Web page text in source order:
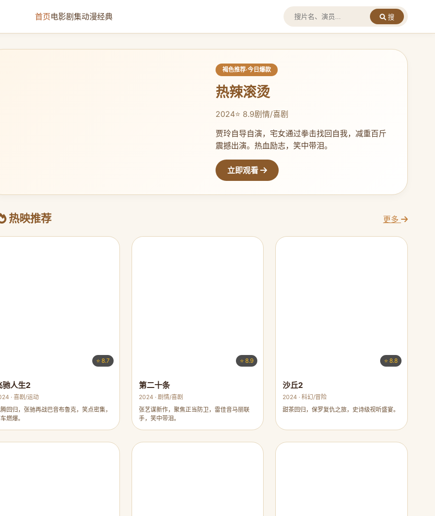
首页电影剧集动漫经典 搜
褐色推荐·今日爆款
热辣滚烫
2024⭐ 8.9剧情/喜剧
贾玲自导自演，宅女通过拳击找回自我，减重百斤
震撼出演。热血励志，笑中带泪。
立即观看
热映推荐 更多
⭐ 8.7
驰人生2
· 喜剧/运动
回归，张驰再战巴音布鲁克，笑点密集，
燃爆。
⭐ 8.9
第二十条
2024 · 剧情/喜剧
张艺谋新作，聚焦正当防卫，雷佳音马丽联
手，笑中带泪。
⭐ 8.8
沙丘2
2024 · 科幻/冒险
甜茶回归，保罗复仇之旅，史诗级视听盛宴。